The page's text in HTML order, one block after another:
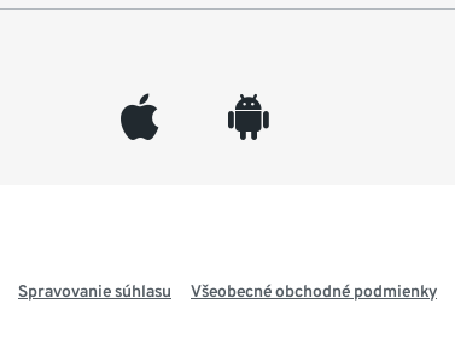
appleinc android
Spravovanie súhlasu Všeobecné obchodné podmienky